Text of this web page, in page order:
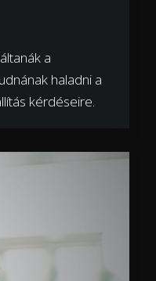
a
haladni a
kérdéseire.